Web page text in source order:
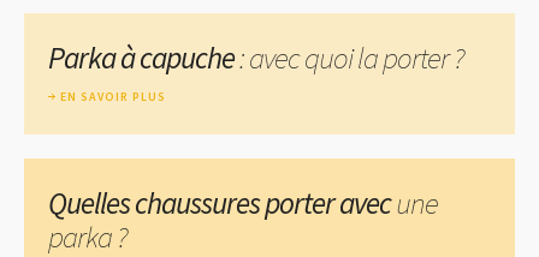
Parka à capuche: avec quoi la porter ?
EN SAVOIR PLUS
Quelles chaussures porter avecune
parka ?